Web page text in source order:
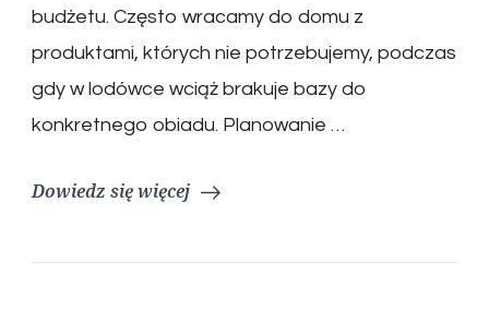
budżetu. Często wracamy do domu z
produktami, których nie potrzebujemy, podczas
gdy w lodówce wciąż brakuje bazy do
konkretnego obiadu. Planowanie …
Dowiedz się więcej